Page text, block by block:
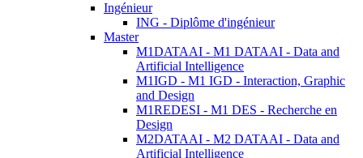
Ingénieur
ING - Diplôme d'ingénieur
Master
M1DATAAI - M1 DATAAI - Data and
Artificial Intelligence
M1IGD - M1 IGD - Interaction, Graphic
and Design
M1REDESI - M1 DES - Recherche en
Design
M2DATAAI - M2 DATAAI - Data and
Artificial Intelligence